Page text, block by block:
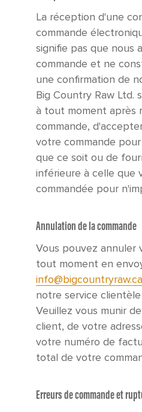
La réception d'une
commande
signifie pas que nous
commande et ne
une confirmation de
Big Country Raw Ltd.
à tout moment après
commande,
votre commande
que ce soit ou de
inférieure à celle que
commandée pour
Annulation de la commande
Vous pouvez annuler
tout moment en
info@bigcountryraw.ca
notre service
Veuillez vous munir
client, de votre
votre numéro de
total de votre
Erreurs de commande et